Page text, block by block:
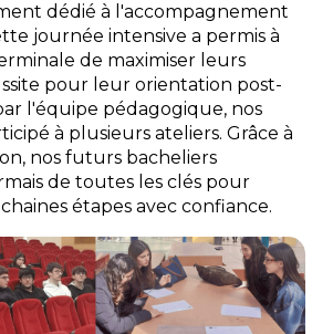
dédié à l'accompagnement
journée intensive a permis à
de maximiser leurs
pour leur orientation post-
l'équipe pédagogique, nos
à plusieurs ateliers. Grâce à
nos futurs bacheliers
de toutes les clés pour
étapes avec confiance.